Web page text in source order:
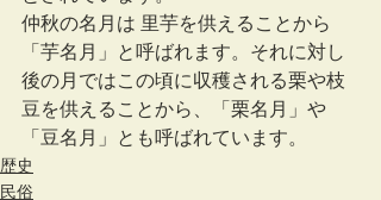
仲秋の名月は 里芋を供えることから
「芋名月」と呼ばれます。それに対し
後の月ではこの頃に収穫される栗や枝
豆を供えることから、「栗名月」や
「豆名月」とも呼ばれています。
歴史
民俗